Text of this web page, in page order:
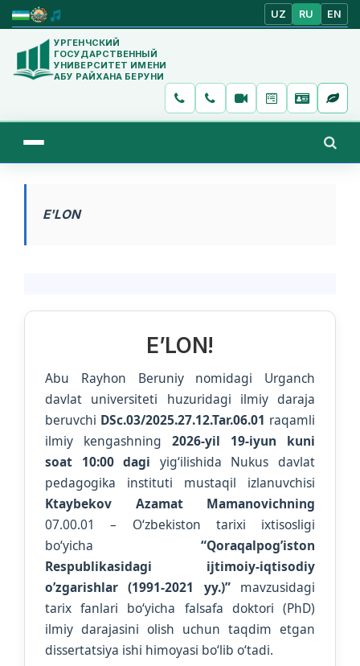
UZ RU EN
УРГЕНЧСКИЙ
ГОСУДАРСТВЕННЫЙ
УНИВЕРСИТЕТ ИМЕНИ
АБУ РАЙХАНА БЕРУНИ
E'LON
E’LON!
Abu Rayhon Beruniy nomidagi Urganch
davlat universiteti huzuridagi ilmiy daraja
beruvchi DSc.03/2025.27.12.Tar.06.01 raqamli
ilmiy kengashning 2026-yil 19-iyun kuni
soat 10:00 dagi yig‘ilishida Nukus davlat
pedagogika instituti mustaqil izlanuvchisi
Ktaybekov Azamat Mamanovichning
07.00.01 – O‘zbekiston tarixi ixtisosligi
bo‘yicha “Qoraqalpogʼiston
Respublikasidagi ijtimoiy-iqtisodiy
oʼzgarishlar (1991-2021 yy.)”mavzusidagi
tarix fanlari bo‘yicha falsafa doktori (PhD)
ilmiy darajasini olish uchun taqdim etgan
dissertatsiya ishi himoyasi bo‘lib o‘tadi.